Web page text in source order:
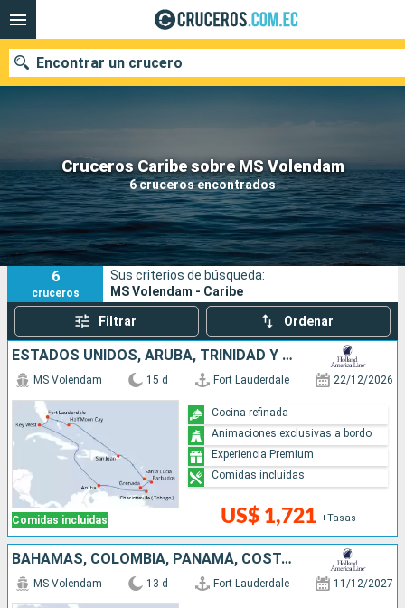
Cruceros Caribe sobre MS Volendam
6 cruceros encontrados
Encontrar un crucero
Nuestros destinos
Fecha de salida
Puertos Compañías
Buscar
6
cruceros
Sus criterios de búsqueda:
MS Volendam - Caribe
Filtrar Ordenar
ESTADOS UNIDOS, ARUBA, TRINIDAD Y TOBAGO, GRENADA, BARBADOS, SANTA LUCIA, PUERTO RICO, BAHAMAS
Comidas incluidas
MS Volendam 15 d Fort Lauderdale 22/12/2026
US$ 1,721 +Tasas
Cocina refinada
Animaciones exclusivas a bordo
Experiencia Premium
Comidas incluidas
BAHAMAS, COLOMBIA, PANAMÁ, COSTA RICA, ISLAS CAIMÁN, ESTADOS UNIDOS
MS Volendam 13 d Fort Lauderdale 11/12/2027